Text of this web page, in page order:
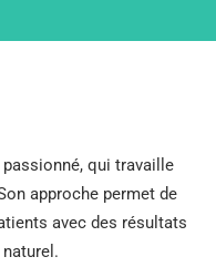
qui travaille
approche permet de
avec des résultats